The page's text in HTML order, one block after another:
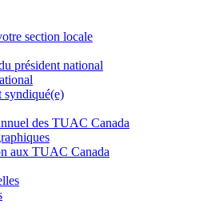
section locale
président national
syndiqué(e)
des TUAC Canada
aux TUAC Canada